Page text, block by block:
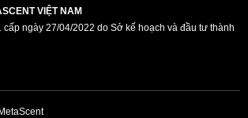
VIỆT NAM
cấp ngày 27/04/2022 do Sở kế hoạch và đầu tư thành